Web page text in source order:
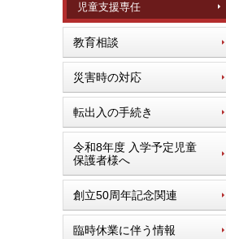
児童支援専任
教育相談
災害時の対応
転出入の手続き
令和8年度 入学予定児童
保護者様へ
創立50周年記念関連
臨時休業に伴う情報